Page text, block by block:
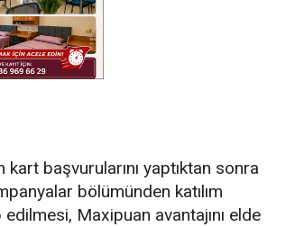
başvurularını yaptıktan sonra
bölümünden katılım
Maxipuan avantajını elde